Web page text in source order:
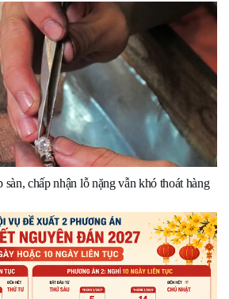
chấp nhận lỗ nặng vẫn khó thoát hàng